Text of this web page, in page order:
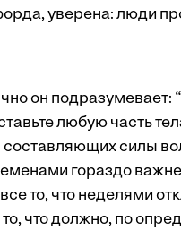
уверена: люди
он подразумевает:
любую часть
составляющих силы
гораздо
то, что неделями
что должно, по